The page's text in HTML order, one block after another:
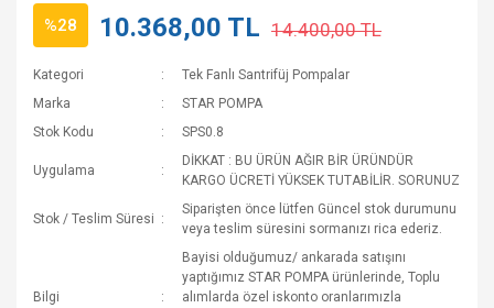
%28 10.368,00 TL 14.400,00 TL
Kategori
Tek Fanlı Santrifüj Pompalar
Marka
STAR POMPA
Stok Kodu
SPS0.8
Uygulama
DİKKAT : BU ÜRÜN AĞIR BİR ÜRÜNDÜR
KARGO ÜCRETİ YÜKSEK TUTABİLİR. SORUNUZ
Stok / Teslim Süresi
Siparişten önce lütfen Güncel stok durumunu
veya teslim süresini sormanızı rica ederiz.
Bilgi
Bayisi olduğumuz/ ankarada satışını
yaptığımız STAR POMPA ürünlerinde, Toplu
alımlarda özel iskonto oranlarımızla